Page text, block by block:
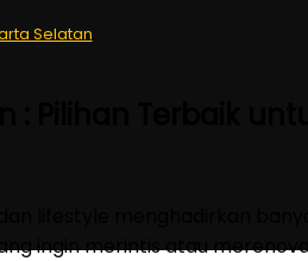
Selatan
ingin merintis atau